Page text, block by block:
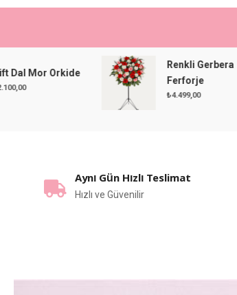
Orkide
Renkli Gerbera
Ferforje
4.499,00
Aynı Gün Hızlı Teslimat
Hızlı ve Güvenilir